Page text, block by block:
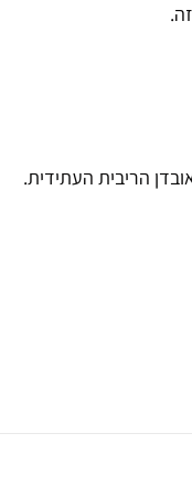
הריבית העתידית.